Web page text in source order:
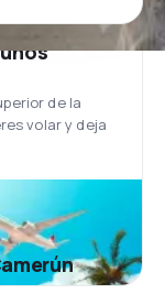
de la
volar y deja